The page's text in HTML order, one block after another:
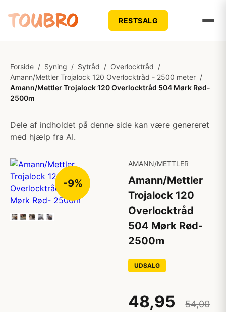
RESTSALG
Forside / Syning / Sytråd / Overlocktråd /
Amann/Mettler Trojalock 120 Overlocktråd - 2500 meter /
Amann/Mettler Trojalock 120 Overlocktråd 504 Mørk Rød-
2500m
Dele af indholdet på denne side kan være genereret
med hjælp fra AI.
-9%
AMANN/METTLER
Amann/Mettler
Trojalock 120
Overlocktråd
504 Mørk Rød-
2500m
UDSALG
48,95
54,00